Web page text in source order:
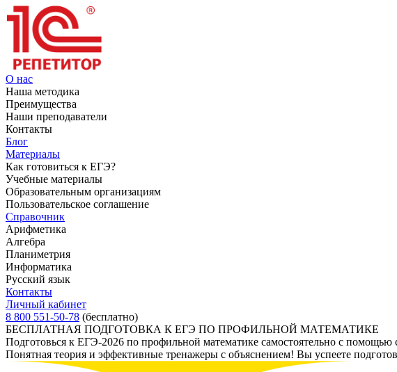
О нас
Наша методика
Преимущества
Наши преподаватели
Контакты
Блог
Материалы
Как готовиться к ЕГЭ?
Учебные материалы
Образовательным организациям
Пользовательское соглашение
Справочник
Арифметика
Алгебра
Планиметрия
Информатика
Русский язык
Контакты
Личный кабинет
8 800 551-50-78 (бесплатно)
БЕСПЛАТНАЯ ПОДГОТОВКА К ЕГЭ ПО ПРОФИЛЬНОЙ МАТЕМАТИКЕ
Подготовься к ЕГЭ-2026 по профильной математике самостоятельно с помощью
Понятная теория и эффективные тренажеры с объяснением! Вы успеете